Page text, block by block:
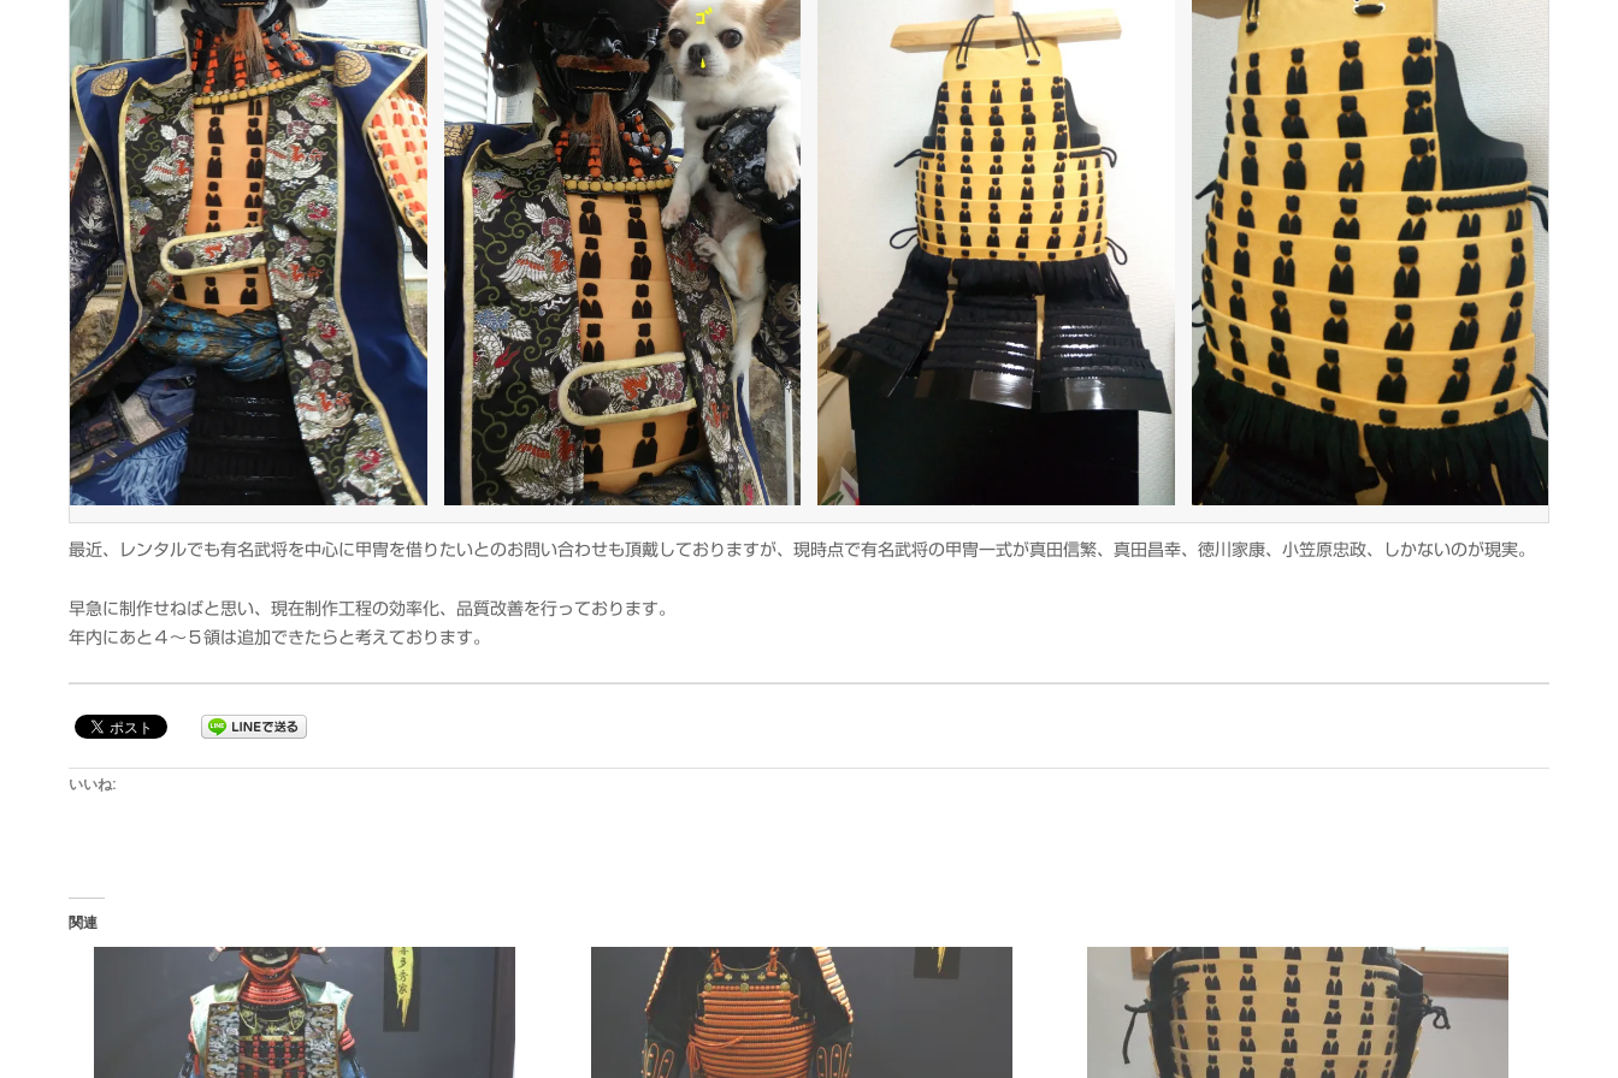
最近、レンタルでも有名武将を中心に甲冑を借りたいとのお問い合わせも頂戴しておりますが、現時点で有名武将の甲冑一式が真田信繁、真田昌幸、徳川家康、小笠原忠政、しかないのが現実。
早急に制作せねばと思い、現在制作工程の効率化、品質改善を行っております。
年内にあと４～５領は追加できたらと考えております。
いいね:
関連